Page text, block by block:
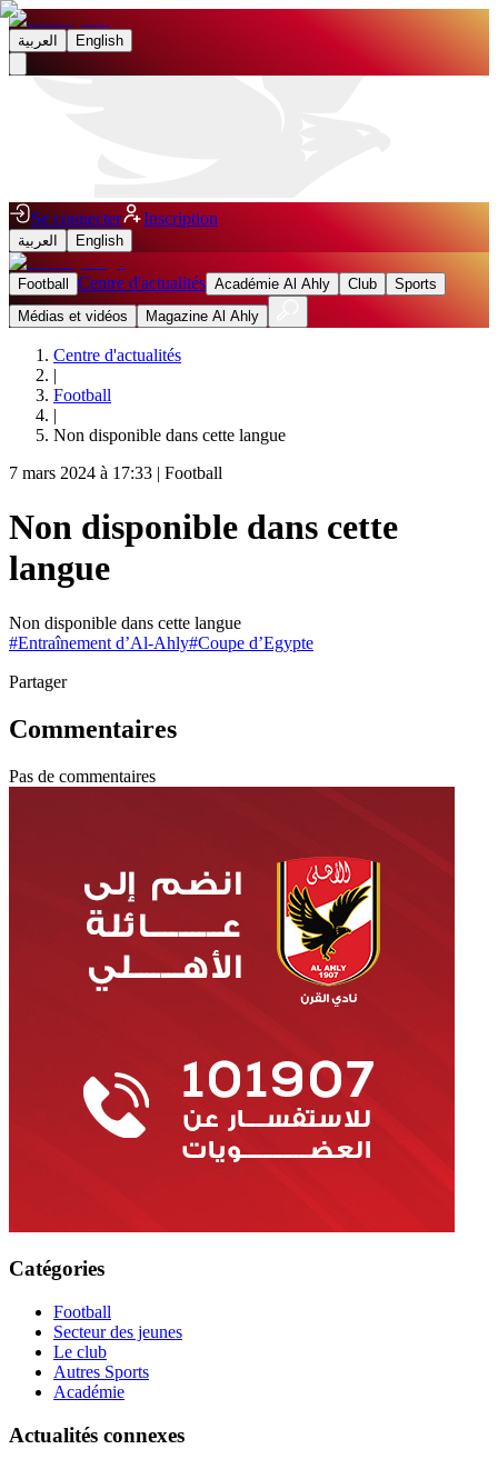
العربية English
Se connecter Inscription
العربية English
Football Centre d'actualités Académie Al Ahly Club
Sports
Médias et vidéos
Magazine Al Ahly
Centre d'actualités
|
Football
|
Non disponible dans cette langue
7 mars 2024 à 17:33 | Football
Non disponible dans cette
langue
Non disponible dans cette langue
#Entraînement d’Al-Ahly#Coupe d’Egypte
Partager
Commentaires
Pas de commentaires
Catégories
Football
Secteur des jeunes
Le club
Autres Sports
Académie
Actualités connexes